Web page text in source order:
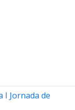
I Jornada de